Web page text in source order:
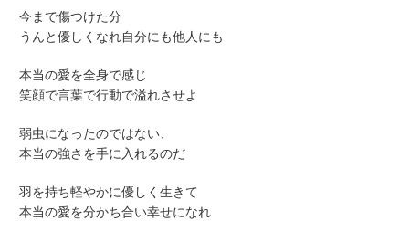
今まで傷つけた分
うんと優しくなれ自分にも他人にも
本当の愛を全身で感じ
笑顔で言葉で行動で溢れさせよ
弱虫になったのではない、
本当の強さを手に入れるのだ
羽を持ち軽やかに優しく生きて
本当の愛を分かち合い幸せになれ